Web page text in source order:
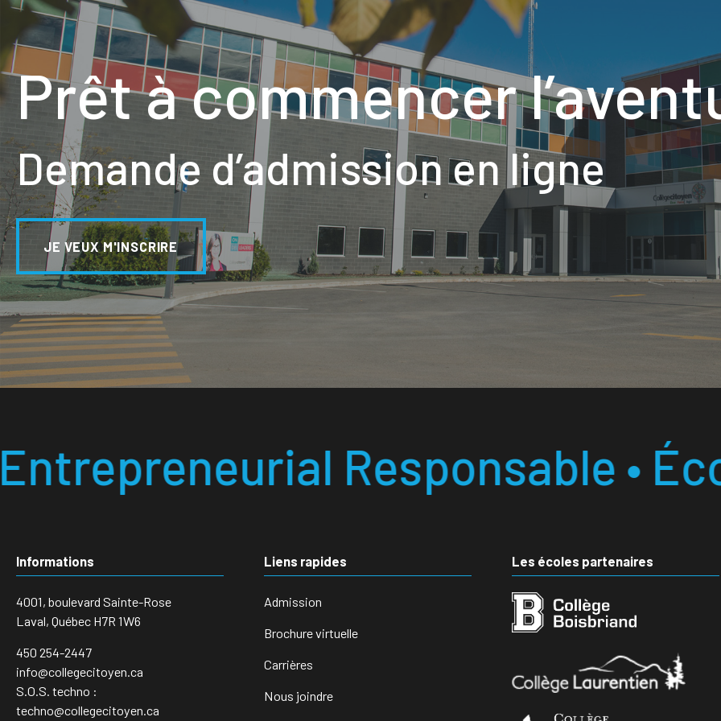
Prêt à commencer
Demande d’admission en ligne
JE VEUX M'INSCRIRE
Responsable • École
Informations
4001, boulevard Sainte-Rose
Laval, Québec H7R 1W6
450 254-2447
info@collegecitoyen.ca
S.O.S. techno :
techno@collegecitoyen.ca
Liens rapides
Admission
Brochure virtuelle
Carrières
Nous joindre
Les écoles partenaires